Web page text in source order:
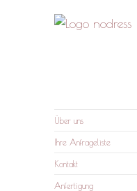
Über uns
Ihre Anfrageliste
Kontakt
Anfertigung